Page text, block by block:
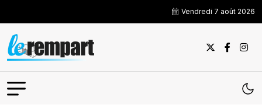
Vendredi 7 août 2026